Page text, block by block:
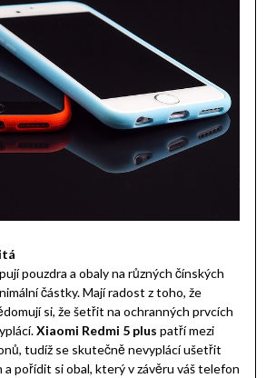
pouzdra a obaly na různých čínských
částky. Mají radost z toho, že
si, že šetřit na ochranných prvcích
Xiaomi Redmi 5 plus patří mezi
tudíž se skutečně nevyplácí ušetřit
pořídit si obal, který v závěru váš telefon